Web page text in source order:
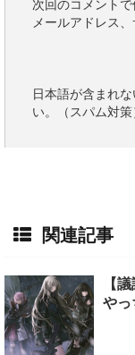
次回のコメント
メールアドレス
日本語が含まれ
い。（スパム対策
関連記事
【
やっ